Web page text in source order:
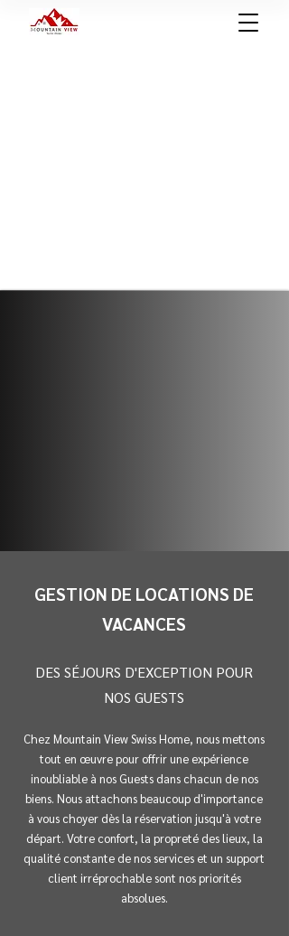
GESTION DE LOCATIONS DE
VACANCES
DES SÉJOURS D'EXCEPTION POUR
NOS GUESTS
Chez Mountain View Swiss Home, nous mettons
tout en œuvre pour offrir une expérience
inoubliable à nos Guests dans chacun de nos
biens. Nous attachons beaucoup d'importance
à vous choyer dès la réservation jusqu'à votre
départ. Votre confort, la propreté des lieux, la
qualité constante de nos services et un support
client irréprochable sont nos priorités
absolues.